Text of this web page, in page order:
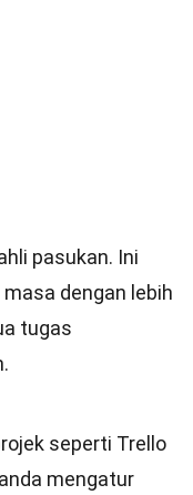
pasukan. Ini
dengan lebih
tugas
seperti Trello
mengatur